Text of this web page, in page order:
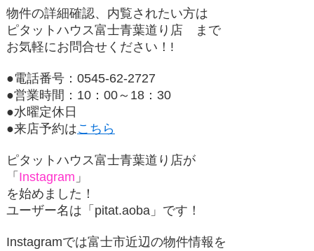
物件の詳細確認、内覧されたい方は
ピタットハウス富士青葉道り店
まで
お気軽にお問合せください！!
●電話番号：0545-62-2727
●営業時間：10：00～18：30
●水曜定休日
●来店予約はこちら
ピタットハウス富士青葉道り店が
「 Instagram 」
を始めました！
ユーザー名は「 pitat.aoba 」です！
Instagramでは富士市近辺の物件情報を